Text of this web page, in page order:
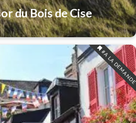
du Bois de Cise
#A LA